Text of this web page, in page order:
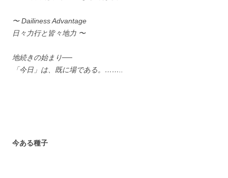
〜 Dailiness Advantage
日々力行と皆々地力 〜
地続きの始まり──
「今日」は、既に場である。……..
今ある種子